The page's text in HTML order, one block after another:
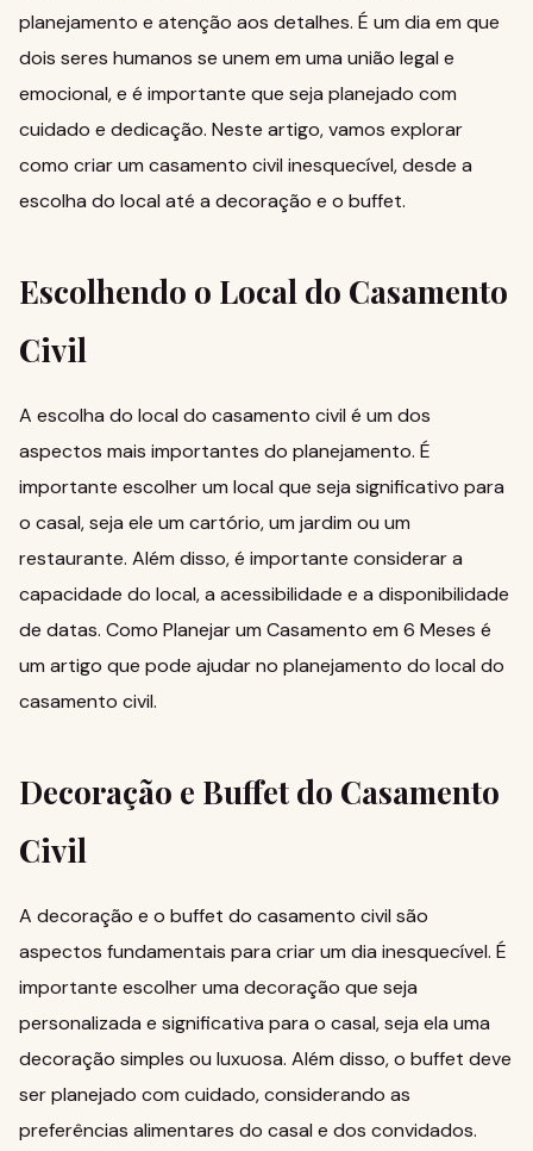
planejamento e atenção aos detalhes. É um dia em que
dois seres humanos se unem em uma união legal e
emocional, e é importante que seja planejado com
cuidado e dedicação. Neste artigo, vamos explorar
como criar um casamento civil inesquecível, desde a
escolha do local até a decoração e o buffet.
Escolhendo o Local do Casamento
Civil
A escolha do local do casamento civil é um dos
aspectos mais importantes do planejamento. É
importante escolher um local que seja significativo para
o casal, seja ele um cartório, um jardim ou um
restaurante. Além disso, é importante considerar a
capacidade do local, a acessibilidade e a disponibilidade
de datas. Como Planejar um Casamento em 6 Meses é
um artigo que pode ajudar no planejamento do local do
casamento civil.
Decoração e Buffet do Casamento
Civil
A decoração e o buffet do casamento civil são
aspectos fundamentais para criar um dia inesquecível. É
importante escolher uma decoração que seja
personalizada e significativa para o casal, seja ela uma
decoração simples ou luxuosa. Além disso, o buffet deve
ser planejado com cuidado, considerando as
preferências alimentares do casal e dos convidados.